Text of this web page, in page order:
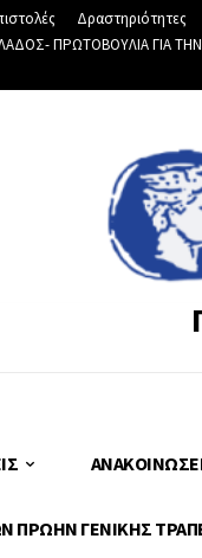
Δραστηριότητες
ΠΡΩΤΟΒΟΥΛΙΑ ΓΙΑ
ΓΕΝΙΚΗΣ